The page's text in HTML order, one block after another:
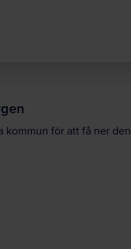
kommun för att få ner den